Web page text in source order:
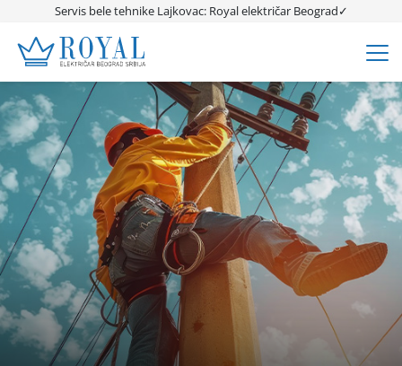
Servis bele tehnike Lajkovac: Royal električar Beograd✓